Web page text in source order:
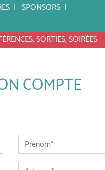
SPONSORS
SORTIES, SOIRÉES
COMPTE